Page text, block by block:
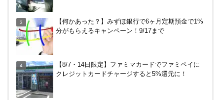
け4％増量！Yahoo!ふるさと納税で使おう
や違約金は？
【何かあった？】みずほ銀行で6ヶ月定期預金で1%
分がもらえるキャンペーン！9/17まで
【8/7・14日限定】ファミマカードでファミペイに
クレジットカードチャージすると5%還元に！